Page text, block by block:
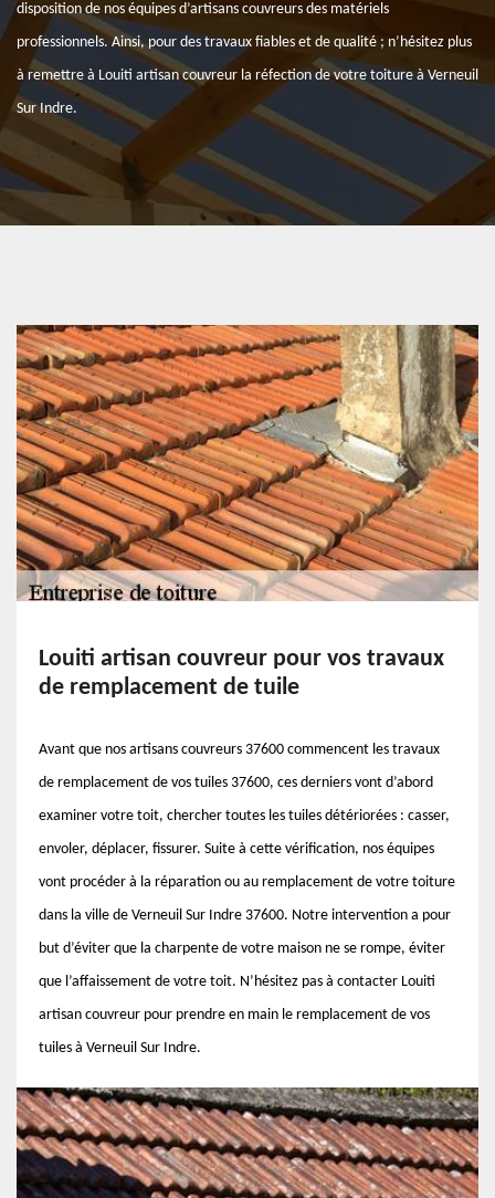
disposition de nos équipes d’artisans couvreurs des matériels
professionnels. Ainsi, pour des travaux fiables et de qualité ; n’hésitez plus
à remettre à Louiti artisan couvreur la réfection de votre toiture à Verneuil
Sur Indre.
Louiti artisan couvreur pour vos travaux
de remplacement de tuile
Avant que nos artisans couvreurs 37600 commencent les travaux
de remplacement de vos tuiles 37600, ces derniers vont d’abord
examiner votre toit, chercher toutes les tuiles détériorées : casser,
envoler, déplacer, fissurer. Suite à cette vérification, nos équipes
vont procéder à la réparation ou au remplacement de votre toiture
dans la ville de Verneuil Sur Indre 37600. Notre intervention a pour
but d’éviter que la charpente de votre maison ne se rompe, éviter
que l’affaissement de votre toit. N’hésitez pas à contacter Louiti
artisan couvreur pour prendre en main le remplacement de vos
tuiles à Verneuil Sur Indre.